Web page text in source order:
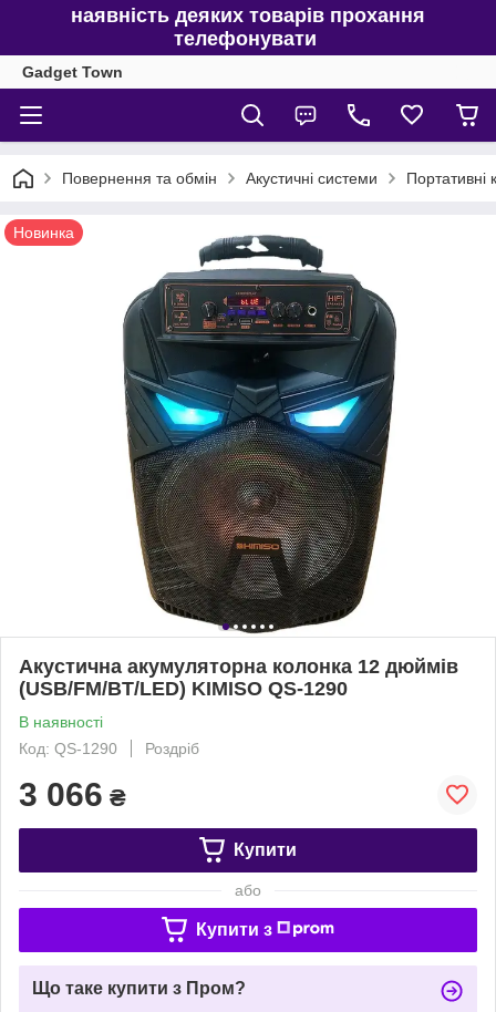
наявність деяких товарів прохання
телефонувати
Gadget Town
Повернення та обмін Акустичні системи Портативні
Новинка
Акустична акумуляторна колонка 12 дюймів
(USB/FM/BT/LED) KIMISO QS-1290
В наявності
Код: QS-1290
Роздріб
3 066 ₴
Купити
або
Купити з
Що таке купити з Пром?